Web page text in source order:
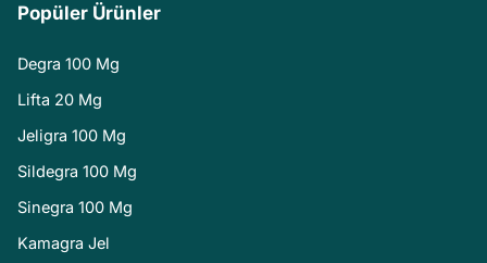
Popüler Ürünler
Degra 100 Mg
Lifta 20 Mg
Jeligra 100 Mg
Sildegra 100 Mg
Sinegra 100 Mg
Kamagra Jel